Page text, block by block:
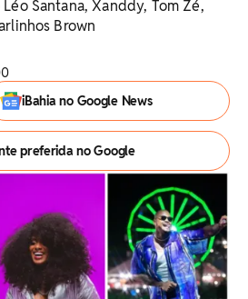
Santana, Xanddy, Tom Zé,
Brown
iBahia no Google News
preferida no Google